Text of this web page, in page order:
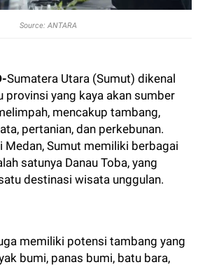
Source: ANTARA
Sumatera Utara (Sumut) dikenal
provinsi yang kaya akan sumber
mencakup tambang,
pertanian, dan perkebunan.
Medan, Sumut memiliki berbagai
satunya Danau Toba, yang
destinasi wisata unggulan.
memiliki potensi tambang yang
bumi, panas bumi, batu bara,